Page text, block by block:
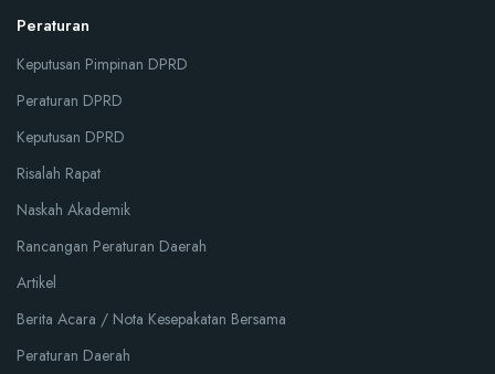
Peraturan
Keputusan Pimpinan DPRD
Peraturan DPRD
Keputusan DPRD
Risalah Rapat
Naskah Akademik
Rancangan Peraturan Daerah
Artikel
Berita Acara / Nota Kesepakatan Bersama
Peraturan Daerah